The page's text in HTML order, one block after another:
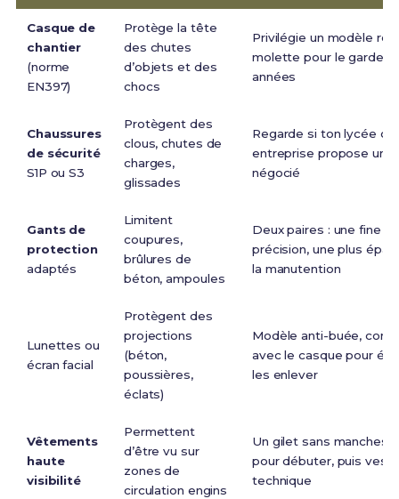
Casque de
chantier
(norme
EN397)
Protège la tête
des chutes
d’objets et des
chocs
Privilégie un modèle
molette pour le garder
années
Chaussures
de sécurité
S1P ou S3
Protègent des
clous, chutes de
charges,
glissades
Regarde si ton lycée ou
entreprise propose un
négocié
Gants de
protection
adaptés
Limitent
coupures,
brûlures de
béton, ampoules
Deux paires : une fine
précision, une plus
la manutention
Lunettes ou
écran facial
Protègent des
projections
(béton,
poussières,
éclats)
Modèle anti-buée,
avec le casque pour
les enlever
Vêtements
haute
visibilité
Permettent
d’être vu sur
zones de
circulation engins
Un gilet sans manches
pour débuter, puis
technique